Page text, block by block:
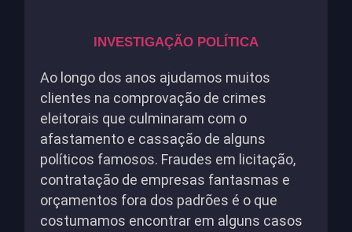
INVESTIGAÇÃO POLÍTICA
Ao longo dos anos ajudamos muitos
clientes na comprovação de crimes
eleitorais que culminaram com o
afastamento e cassação de alguns
políticos famosos. Fraudes em licitação,
contratação de empresas fantasmas e
orçamentos fora dos padrões é o que
costumamos encontrar em alguns casos